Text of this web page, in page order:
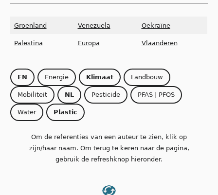
Groenland Venezuela Oekraïne
Palestina Europa Vlaanderen
EN Energie Klimaat Landbouw
Mobiliteit NL Pesticide PFAS | PFOS
Water Plastic
Om de referenties van een auteur te zien, klik op
zijn/haar naam. Om terug te keren naar de pagina,
gebruik de refreshknop hieronder.